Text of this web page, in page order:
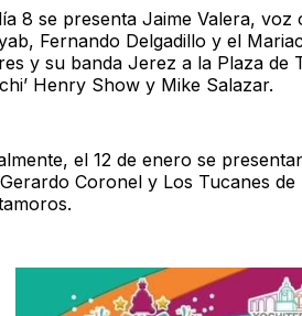
8 se presenta Jaime Valera,
Fernando Delgadillo y el
y su banda Jerez a la Plaza de
Henry Show y Mike Salazar.
el 12 de enero se
Coronel y Los Tucanes